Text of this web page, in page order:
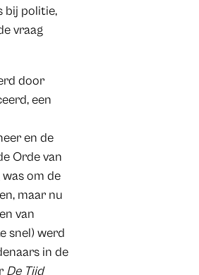
bij politie,
vraag
door
een
en de
Orde van
om de
maar nu
van
snel) werd
in de
De Tijd